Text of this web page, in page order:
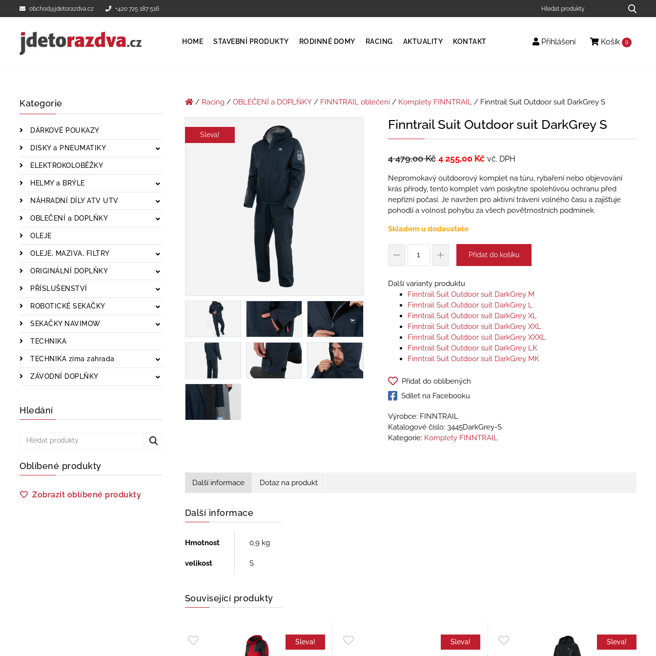
obchod@jdetorazdva.cz +420 725 187 516
HOME STAVEBNÍ PRODUKTY RODINNÉ DOMY RACING AKTUALITY KONTAKT Přihlášení Košík 0
Kategorie
DÁRKOVÉ POUKAZY
DISKY a PNEUMATIKY
ELEKTROKOLOBĚŽKY
HELMY a BRÝLE
NÁHRADNÍ DÍLY ATV UTV
OBLEČENÍ a DOPLŇKY
OLEJE
OLEJE, MAZIVA, FILTRY
ORIGINÁLNÍ DOPLŇKY
PŘÍSLUŠENSTVÍ
ROBOTICKÉ SEKAČKY
SEKAČKY NAVIMOW
TECHNIKA
TECHNIKA zima zahrada
ZÁVODNÍ DOPLŇKY
Hledání
Oblíbené produkty
Zobrazit oblíbené produkty
/ Racing/ OBLEČENÍ a DOPLŇKY/ FINNTRAIL oblečení/ Komplety FINNTRAIL / Finntrail Suit Outdoor suit DarkGrey S
Sleva!
Finntrail Suit Outdoor suit DarkGrey S
4 479,00Kč 4 255,00 Kč vč. DPH
Nepromokavý outdoorový komplet na túru, rybaření nebo objevování
krás přírody, tento komplet vám poskytne spolehlivou ochranu před
nepřízní počasí. Je navržen pro aktivní trávení volného času a zajišťuje
pohodlí a volnost pohybu za všech povětrnostních podmínek.
Skladem u dodavatele
Přidat do košíku
Další varianty produktu
Finntrail Suit Outdoor suit DarkGrey M
Finntrail Suit Outdoor suit DarkGrey L
Finntrail Suit Outdoor suit DarkGrey XL
Finntrail Suit Outdoor suit DarkGrey XXL
Finntrail Suit Outdoor suit DarkGrey XXXL
Finntrail Suit Outdoor suit DarkGrey LK
Finntrail Suit Outdoor suit DarkGrey MK
Přidat do oblíbených
Sdílet na Facebooku
Výrobce: FINNTRAIL
Katalogové číslo: 3445DarkGrey-S
Kategorie: Komplety FINNTRAIL
Další informace Dotaz na produkt
Další informace
Hmotnost 0,9 kg
velikost S
Související produkty
Sleva! Sleva! Sleva!